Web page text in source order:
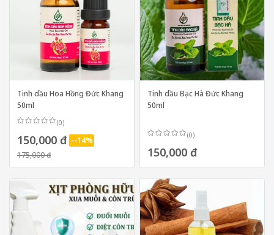
Tinh dầu Hoa Hồng Đức Khang
50ml
(0)
150,000 đ --14%
175,000 đ
Tinh dầu Bạc Hà Đức Khang
50ml
(0)
150,000 đ